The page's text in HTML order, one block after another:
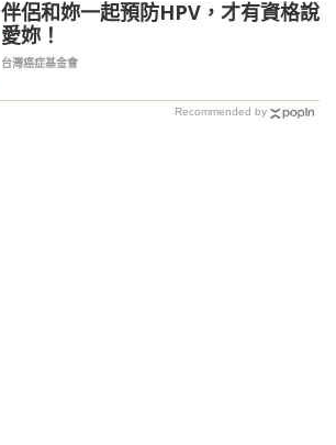
伴侶和妳一起預防HPV，才有資格說
愛妳！
台灣癌症基金會
Recommended by